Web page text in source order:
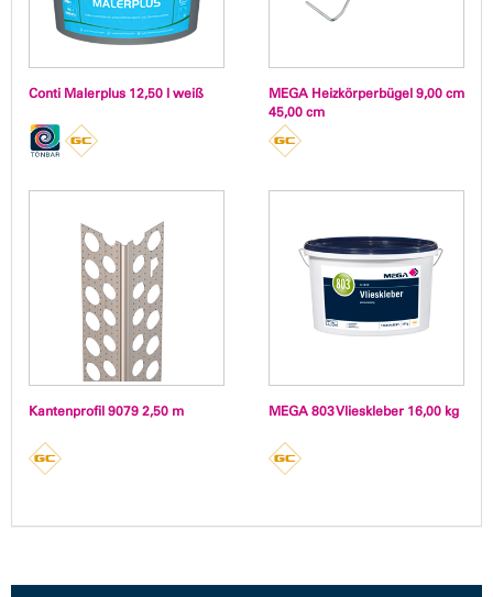
Conti Malerplus 12,50 l weiß
MEGA Heizkörperbügel 9,00 cm
45,00 cm
Kantenprofil 9079 2,50 m MEGA 803 Vlieskleber 16,00 kg